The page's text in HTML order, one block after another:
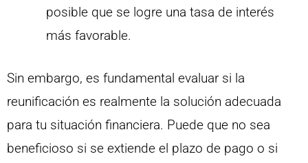
posible que se logre una tasa de interés
más favorable.
Sin embargo, es fundamental evaluar si la
reunificación es realmente la solución adecuada
para tu situación financiera. Puede que no sea
beneficioso si se extiende el plazo de pago o si